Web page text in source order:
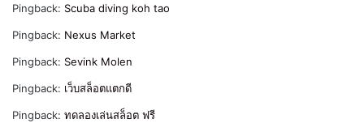
Pingback: Scuba diving koh tao
Pingback: Nexus Market
Pingback: Sevink Molen
Pingback: เว็บสล็อตแตกดี
Pingback: ทดลองเล่นสล็อต ฟรี